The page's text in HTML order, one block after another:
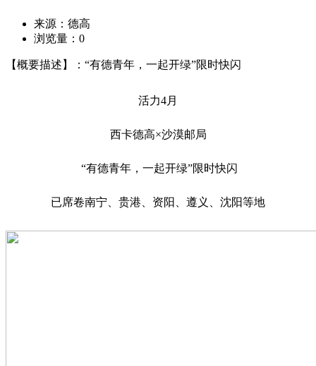
来源：德高
浏览量： 0
【概要描述】：“有德青年，一起开绿”限时快闪
活力4月
西卡德高×沙漠邮局
“有德青年，一起开绿”限时快闪
已席卷南宁、贵港、资阳、遵义、沈阳等地